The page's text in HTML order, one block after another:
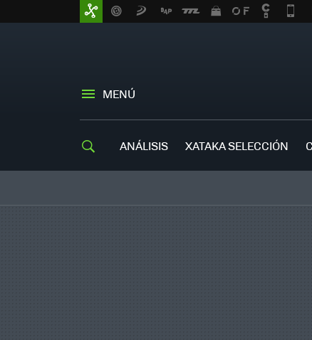
MENÚ
ANÁLISIS XATAKA SELECCIÓN